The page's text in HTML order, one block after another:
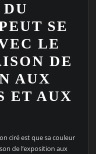
SE
LE
DE
AUX
ET AUX
ciré est que sa couleur
de l’exposition aux